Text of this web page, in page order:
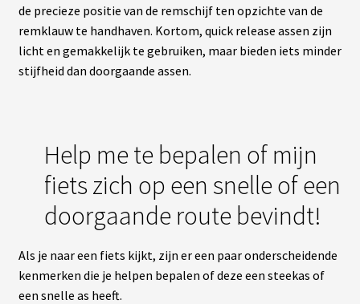
de precieze positie van de remschijf ten opzichte van de
remklauw te handhaven. Kortom, quick release assen zijn
licht en gemakkelijk te gebruiken, maar bieden iets minder
stijfheid dan doorgaande assen.
Help me te bepalen of mijn
fiets zich op een snelle of een
doorgaande route bevindt!
Als je naar een fiets kijkt, zijn er een paar onderscheidende
kenmerken die je helpen bepalen of deze een steekas of
een snelle as heeft.